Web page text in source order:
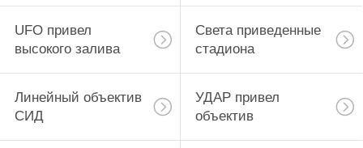
UFO привел
высокого залива
Света приведенные
стадиона
Линейный объектив
СИД
УДАР привел
объектив